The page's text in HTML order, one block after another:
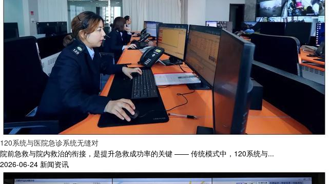
120系统与医院急诊系统无缝对
院前急救与院内救治的衔接，是提升急救成功率的关键 —— 传统模式中，120系统与...
2026-06-24 新闻资讯